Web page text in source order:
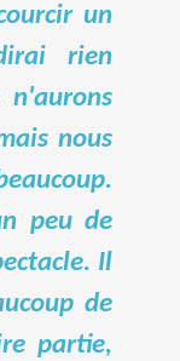
un
rien
nous
peu de
Il
de
partie,